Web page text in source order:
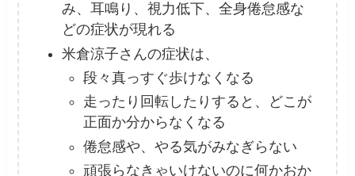
み、耳鳴り、視力低下、全身倦怠感な
どの症状が現れる
米倉涼子さんの症状は、
段々真っすぐ歩けなくなる
走ったり回転したりすると、どこが
正面か分からなくなる
倦怠感や、やる気がみなぎらない
頑張らなきゃいけないのに何かおか